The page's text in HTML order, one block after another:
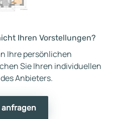
Ihren Vorstellungen?
Ihre persönlichen
Sie Ihren individuellen
Anbieters.
anfragen